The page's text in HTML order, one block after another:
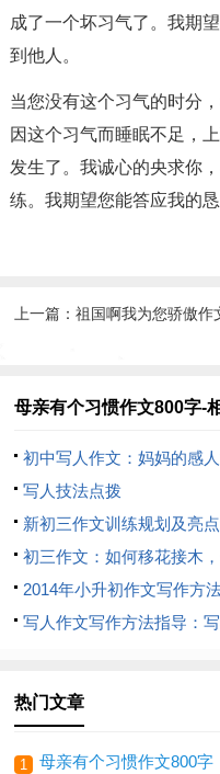
成了一个坏习气了。我期
到他人。
当您没有这个习气的时分
因这个习气而睡眠不足，
发生了。我诚心的央求你
练。我期望您能答应我的恳
上一篇：祖国啊我为您骄傲作
母亲有个习惯作文800字-
初中写人作文：妈妈的感
事写人技法点拨
新初三作文训练规划及亮
置初三作文：如何移花接木
材多用_1500字
2014年小升初作文写作方
略：写人作文
写人作文写作方法指导：
热门文章
1 母亲有个习惯作文800字